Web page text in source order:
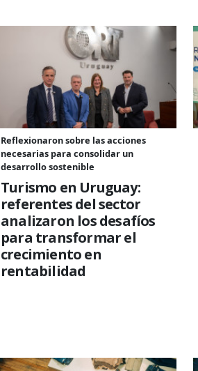
Reflexionaron sobre las acciones
necesarias para consolidar un
desarrollo sostenible
Turismo en Uruguay:
referentes del sector
analizaron los desafíos
para transformar el
crecimiento en
rentabilidad